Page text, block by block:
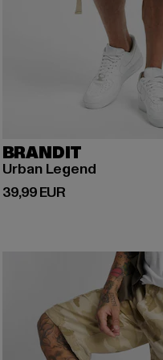
BRANDIT
Urban Legend
39,99 EUR
Derzeitiger Preis: 39,99 EUR